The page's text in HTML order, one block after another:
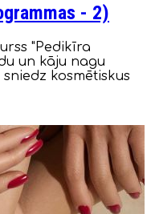
- 2)
"Pedikīra
un kāju nagu
kosmētiskus